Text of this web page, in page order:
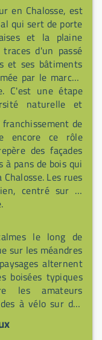
en Chalosse, est
qui sert de porte
et la plaine
d'un passé
et ses bâtiments
par le marché
C'est une étape
naturelle et
de
encore ce rôle
des façades
pans de bois qui
Les rues
centré sur la
le long de
sur les méandres
alternent
boisées typiques
les amateurs
à vélo sur des